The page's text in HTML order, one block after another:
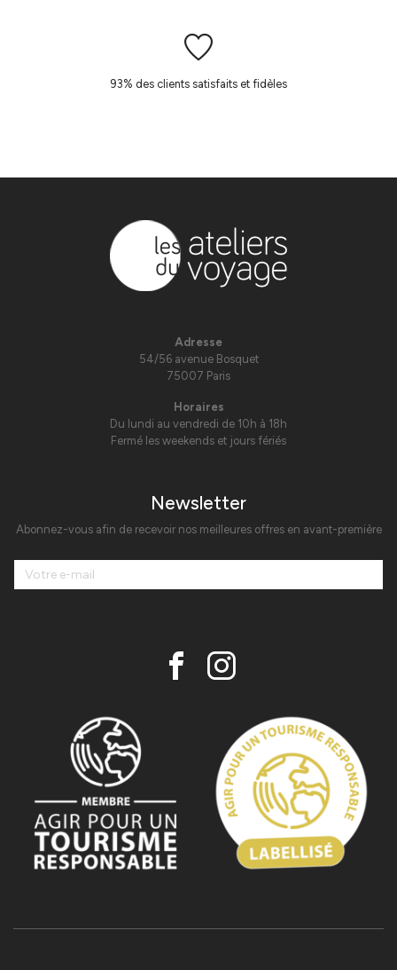
93% des clients satisfaits et fidèles
Adresse
54/56 avenue Bosquet
75007 Paris
Horaires
Du lundi au vendredi de 10h à 18h
Fermé les weekends et jours fériés
Newsletter
Abonnez-vous afin de recevoir nos meilleures offres en avant-première